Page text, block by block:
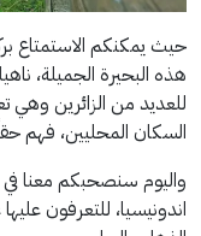
حيث يمكنكم الاستمتاع
هذه البحيرة الجميلة،
للعديد من الزائرين وهي
السكان المحليين، فهم
واليوم سنصحبكم معنا في
اندونيسيا، للتعرفون